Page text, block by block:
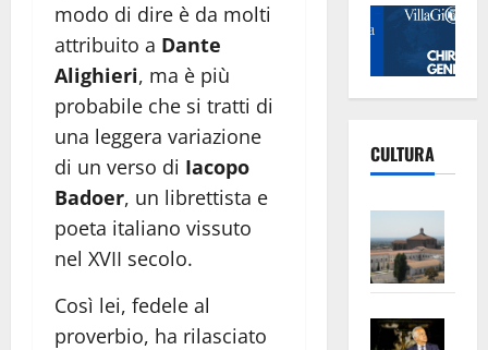
modo di dire è da molti
attribuito a Dante
Alighieri, ma è più
probabile che si tratti di
una leggera variazione
di un verso di Iacopo
Badoer, un librettista e
poeta italiano vissuto
nel XVII secolo.
Così lei, fedele al
proverbio, ha rilasciato
CULTURA